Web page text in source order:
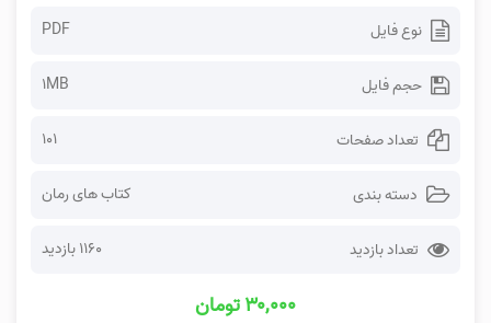
نوع فایل PDF
حجم فایل 1MB
تعداد صفحات 101
دسته بندی کتاب های رمان
تعداد بازدید 1160 بازدید
۳۰,۰۰۰ تومان